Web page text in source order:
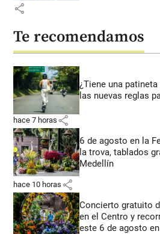
share
Te recomendamos
¿Tiene una
las nuevas reglas
hace 7 horas share
6 de agosto en la
la trova, tablados
Medellín
hace 10 horas share
Concierto gratuito
en el Centro y
este 6 de agosto